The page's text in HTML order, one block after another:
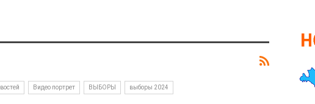
Видео портрет ВЫБОРЫ выборы 2024